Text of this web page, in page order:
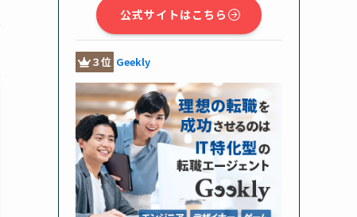
大手を中心に募集中求人数は、24,000件以上！
独自のマッチングアルゴリズムにより、求職者のスキルや希望条件に合った
オンラインでの面談やサポートが可能
こんな人におすすめ
自分に合った求人が見つからない人
公式サイトはこちら
３位 Geekly